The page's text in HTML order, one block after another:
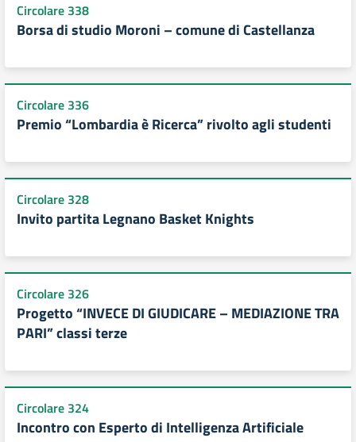
Circolare 338
Borsa di studio Moroni – comune di Castellanza
Circolare 336
Premio “Lombardia è Ricerca” rivolto agli studenti
Circolare 328
Invito partita Legnano Basket Knights
Circolare 326
Progetto “INVECE DI GIUDICARE – MEDIAZIONE TRA
PARI” classi terze
Circolare 324
Incontro con Esperto di Intelligenza Artificiale